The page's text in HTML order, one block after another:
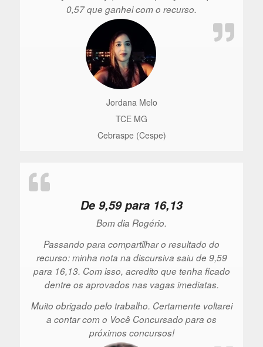
0,57 que ganhei com o recurso.
Jordana Melo
TCE MG
Cebraspe (Cespe)
De 9,59 para 16,13
Bom dia Rogério.
Passando para compartilhar o resultado do
recurso: minha nota na discursiva saiu de 9,59
para 16,13. Com isso, acredito que tenha ficado
dentre os aprovados nas vagas imediatas.
Muito obrigado pelo trabalho. Certamente voltarei
a contar com o Você Concursado para os
próximos concursos!